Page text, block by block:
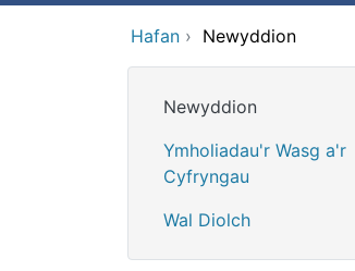
Hafan › Newyddion
Newyddion
Ymholiadau'r Wasg a'r
Cyfryngau
Wal Diolch